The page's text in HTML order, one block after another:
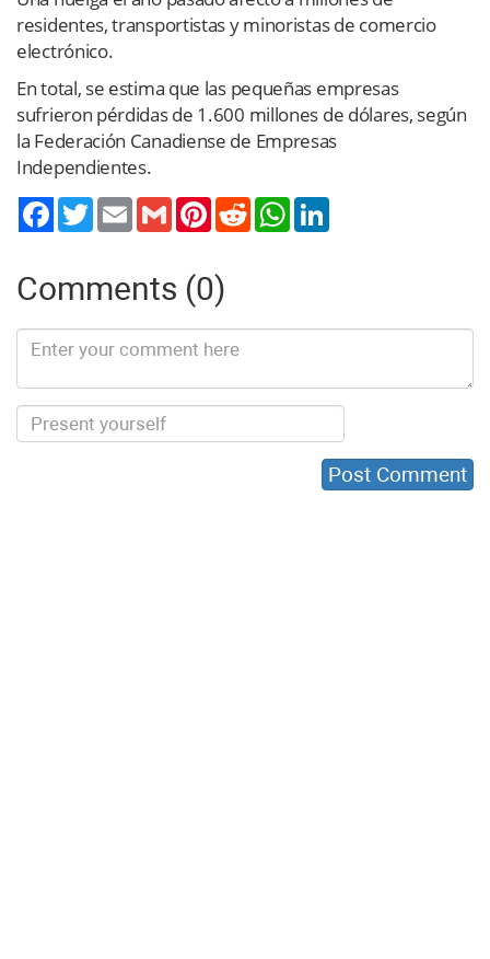
residentes, transportistas y minoristas de comercio
electrónico.
En total, se estima que las pequeñas empresas
sufrieron pérdidas de 1.600 millones de dólares, según
la Federación Canadiense de Empresas
Independientes.
TwitterEmail Gmail PinterestReddit WhatsApp
Comments (0)